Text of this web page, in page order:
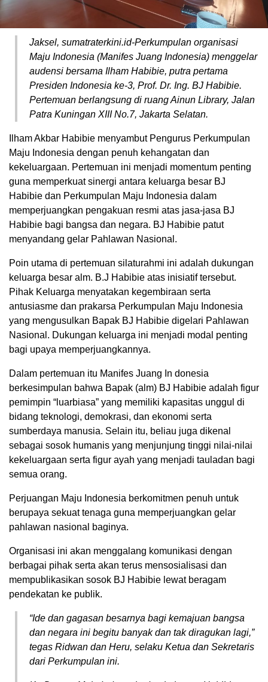
Jaksel, sumatraterkini.id-Perkumpulan organisasi
Maju Indonesia (Manifes Juang Indonesia) menggelar
audensi bersama Ilham Habibie, putra pertama
Presiden Indonesia ke-3, Prof. Dr. Ing. BJ Habibie.
Pertemuan berlangsung di ruang Ainun Library, Jalan
Patra Kuningan XIII No.7, Jakarta Selatan.
Ilham Akbar Habibie menyambut Pengurus Perkumpulan
Maju Indonesia dengan penuh kehangatan dan
kekeluargaan. Pertemuan ini menjadi momentum penting
guna memperkuat sinergi antara keluarga besar BJ
Habibie dan Perkumpulan Maju Indonesia dalam
memperjuangkan pengakuan resmi atas jasa-jasa BJ
Habibie bagi bangsa dan negara. BJ Habibie patut
menyandang gelar Pahlawan Nasional.
Poin utama di pertemuan silaturahmi ini adalah dukungan
keluarga besar alm. B.J Habibie atas inisiatif tersebut.
Pihak Keluarga menyatakan kegembiraan serta
antusiasme dan prakarsa Perkumpulan Maju Indonesia
yang mengusulkan Bapak BJ Habibie digelari Pahlawan
Nasional. Dukungan keluarga ini menjadi modal penting
bagi upaya memperjuangkannya.
Dalam pertemuan itu Manifes Juang In donesia
berkesimpulan bahwa Bapak (alm) BJ Habibie adalah figur
pemimpin “luarbiasa” yang memiliki kapasitas unggul di
bidang teknologi, demokrasi, dan ekonomi serta
sumberdaya manusia. Selain itu, beliau juga dikenal
sebagai sosok humanis yang menjunjung tinggi nilai-nilai
kekeluargaan serta figur ayah yang menjadi tauladan bagi
semua orang.
Perjuangan Maju Indonesia berkomitmen penuh untuk
berupaya sekuat tenaga guna memperjuangkan gelar
pahlawan nasional baginya.
Organisasi ini akan menggalang komunikasi dengan
berbagai pihak serta akan terus mensosialisasi dan
mempublikasikan sosok BJ Habibie lewat beragam
pendekatan ke publik.
“Ide dan gagasan besarnya bagi kemajuan bangsa
dan negara ini begitu banyak dan tak diragukan lagi,”
tegas Ridwan dan Heru, selaku Ketua dan Sekretaris
dari Perkumpulan ini.